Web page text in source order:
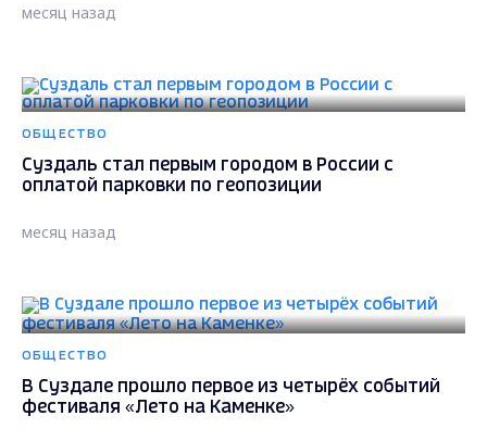
месяц назад
ОБЩЕСТВО
Суздаль стал первым городом в России с
оплатой парковки по геопозиции
месяц назад
ОБЩЕСТВО
В Суздале прошло первое из четырёх событий
фестиваля «Лето на Каменке»